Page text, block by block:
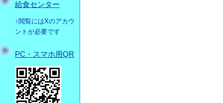
給食センター
↑閲覧にはXのアカウ
ントが必要です
PC・スマホ用QR